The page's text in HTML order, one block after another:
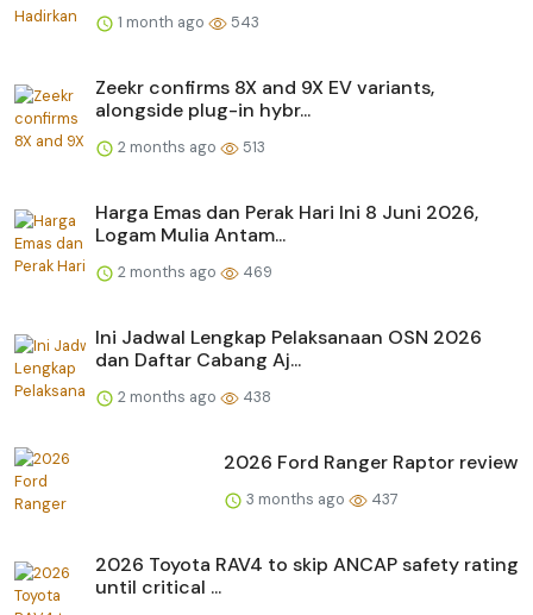
1 month ago 543
Zeekr confirms 8X and 9X EV variants,
alongside plug-in hybr...
2 months ago 513
Harga Emas dan Perak Hari Ini 8 Juni 2026,
Logam Mulia Antam...
2 months ago 469
Ini Jadwal Lengkap Pelaksanaan OSN 2026
dan Daftar Cabang Aj...
2 months ago 438
2026 Ford Ranger Raptor review
3 months ago 437
2026 Toyota RAV4 to skip ANCAP safety rating
until critical ...